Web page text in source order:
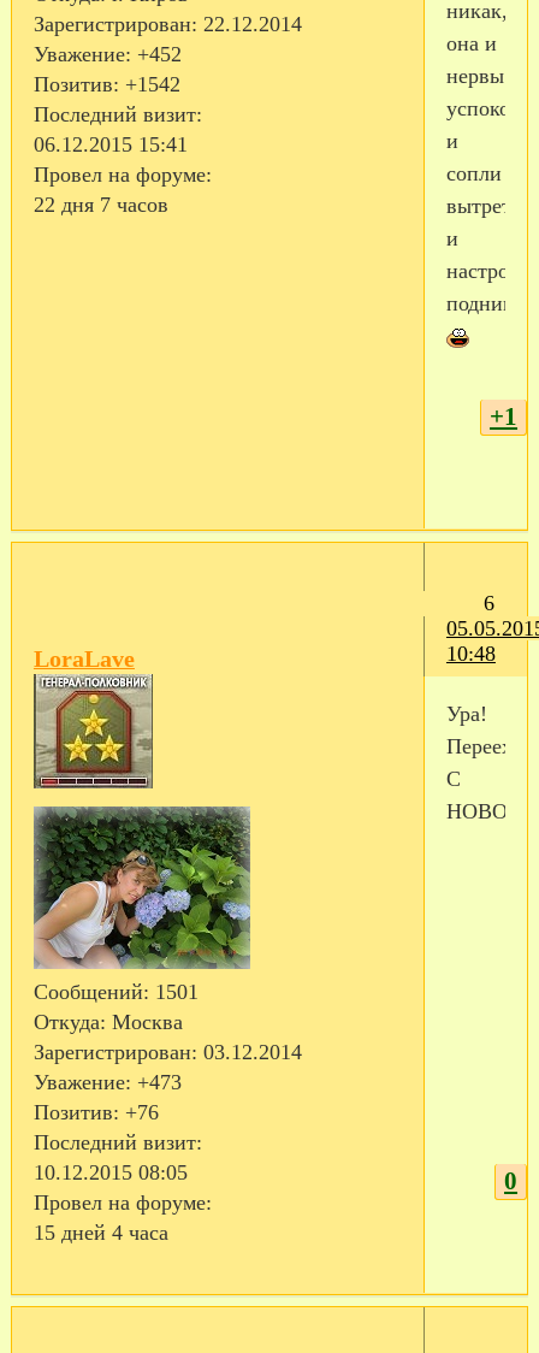
Зарегистрирован: 22.12.2014
Уважение: +452
Позитив: +1542
Последний визит:
06.12.2015 15:41
Провел на форуме:
22 дня 7 часов
никак,
она и
нервы
успокоит,
и
сопли
вытрет,
и
поднимет.
+1
6
10:48
LoraLave
Сообщений: 1501
Откуда: Москва
Зарегистрирован: 03.12.2014
Уважение: +473
Позитив: +76
Последний визит:
10.12.2015 08:05
Провел на форуме:
15 дней 4 часа
Ура!
С
0